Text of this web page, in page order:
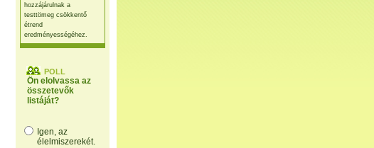
hozzájárulnak a
testtömeg csökkentő
étrend
eredményességéhez.
POLL
Ön elolvassa az
összetevők
listáját?
Igen, az
élelmiszerekét.